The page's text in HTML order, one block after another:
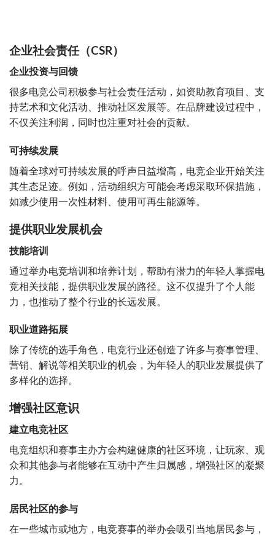
企业社会责任（CSR）
企业投资与回馈
很多电竞公司积极参与社会责任活动，如资助教育项目、支
持艺术和文化活动、推动社区发展等。在品牌建设过程中，
不仅关注利润，同时也注重对社会的贡献。
可持续发展
随着全球对可持续发展的呼声日益增高，电竞企业开始关注
其生态足迹。例如，活动组织方可能会考虑采取环保措施，
如减少使用一次性材料、使用可再生能源等。
提供职业发展机会
技能培训
通过举办电竞培训和培养计划，帮助有潜力的年轻人掌握电
竞相关技能，提供职业发展的路径。这不仅提升了个人能
力，也推动了整个行业的长远发展。
职业道路拓展
除了传统的选手角色，电竞行业还创造了许多与赛事管理、
营销、解说等相关职业的机会，为年轻人的职业发展提供了
多样化的选择。
增强社区意识
建立电竞社区
电竞组织和赛事主办方会构建健康的社区环境，让玩家、观
众和其他参与者能够在互动中产生归属感，增强社区的凝聚
力。
居民社区的参与
在一些城市或地方，电竞赛事的举办会吸引当地居民参与，